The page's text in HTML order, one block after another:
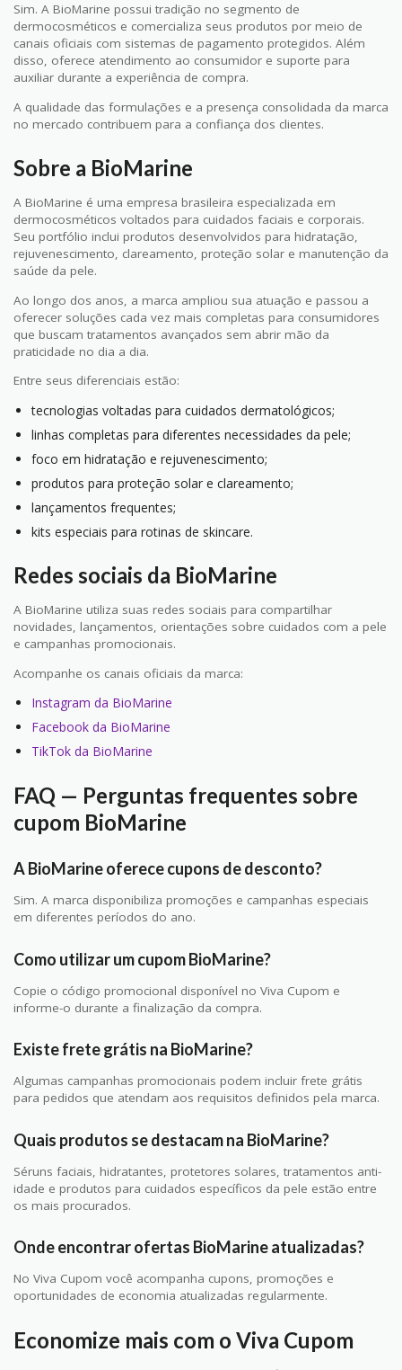
Sim. A BioMarine possui tradição no segmento de
dermocosméticos e comercializa seus produtos por meio de
canais oficiais com sistemas de pagamento protegidos. Além
disso, oferece atendimento ao consumidor e suporte para
auxiliar durante a experiência de compra.
A qualidade das formulações e a presença consolidada da marca
no mercado contribuem para a confiança dos clientes.
Sobre a BioMarine
A BioMarine é uma empresa brasileira especializada em
dermocosméticos voltados para cuidados faciais e corporais.
Seu portfólio inclui produtos desenvolvidos para hidratação,
rejuvenescimento, clareamento, proteção solar e manutenção da
saúde da pele.
Ao longo dos anos, a marca ampliou sua atuação e passou a
oferecer soluções cada vez mais completas para consumidores
que buscam tratamentos avançados sem abrir mão da
praticidade no dia a dia.
Entre seus diferenciais estão:
tecnologias voltadas para cuidados dermatológicos;
linhas completas para diferentes necessidades da pele;
foco em hidratação e rejuvenescimento;
produtos para proteção solar e clareamento;
lançamentos frequentes;
kits especiais para rotinas de skincare.
Redes sociais da BioMarine
A BioMarine utiliza suas redes sociais para compartilhar
novidades, lançamentos, orientações sobre cuidados com a pele
e campanhas promocionais.
Acompanhe os canais oficiais da marca:
Instagram da BioMarine
Facebook da BioMarine
TikTok da BioMarine
FAQ — Perguntas frequentes sobre
cupom BioMarine
A BioMarine oferece cupons de desconto?
Sim. A marca disponibiliza promoções e campanhas especiais
em diferentes períodos do ano.
Como utilizar um cupom BioMarine?
Copie o código promocional disponível no Viva Cupom e
informe-o durante a finalização da compra.
Existe frete grátis na BioMarine?
Algumas campanhas promocionais podem incluir frete grátis
para pedidos que atendam aos requisitos definidos pela marca.
Quais produtos se destacam na BioMarine?
Séruns faciais, hidratantes, protetores solares, tratamentos anti-
idade e produtos para cuidados específicos da pele estão entre
os mais procurados.
Onde encontrar ofertas BioMarine atualizadas?
No Viva Cupom você acompanha cupons, promoções e
oportunidades de economia atualizadas regularmente.
Economize mais com o Viva Cupom